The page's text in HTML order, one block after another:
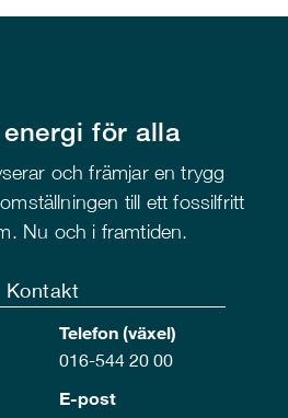
för alla
och främjar en trygg
till ett fossilfritt
Nu och i framtiden.
Kontakt
Telefon (växel)
016-544 20 00
E-post